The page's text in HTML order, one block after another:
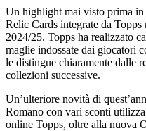
Un highlight mai visto prima in
Relic Cards integrate da
2024/25. Topps ha realizzato
maglie indossate dai giocatori
le distingue chiaramente dalle
collezioni successive.
Un’ulteriore novità di
Romano con vari sconti
online Topps, oltre alla nuova